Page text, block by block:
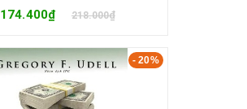
174.400₫ 218.000₫
- 20%